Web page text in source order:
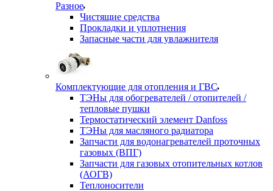
Разное
Чистящие средства
Прокладки и уплотнения
Запасные части для увлажнителя
Комплектующие для отопления и ГВС
ТЭНы для обогревателей / отопителей /
тепловые пушки
Термостатический элемент Danfoss
ТЭНы для масляного радиатора
Запчасти для водонагревателей проточных
газовых (ВПГ)
Запчасти для газовых отопительных котлов
(АОГВ)
Теплоносители